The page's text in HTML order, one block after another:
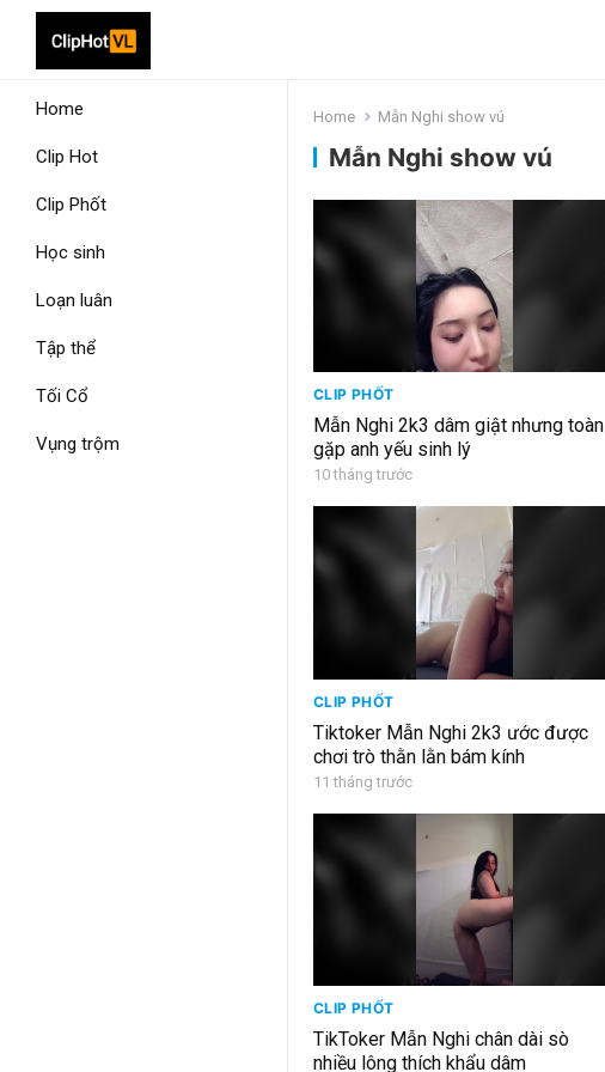
Home
Clip Hot
Clip Phốt
Học sinh
Loạn luân
Tập thể
Tối Cổ
Vụng trộm
Home Mẫn Nghi show vú
Mẫn Nghi show vú
CLIP PHỐT
Mẫn Nghi 2k3 dâm giật nhưng toàn
gặp anh yếu sinh lý
10 tháng trước
CLIP PHỐT
Tiktoker Mẫn Nghi 2k3 ước được
chơi trò thằn lằn bám kính
11 tháng trước
CLIP PHỐT
TikToker Mẫn Nghi chân dài sò
nhiều lông thích khẩu dâm